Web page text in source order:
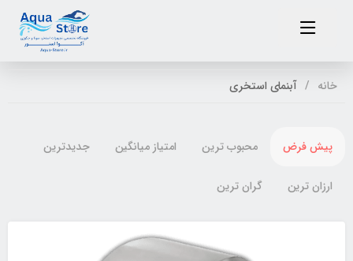
خانه آبنمای استخری
پیش فرض محبوب ترین امتیاز میانگین جدیدترین
ارزان ترین گران ترین